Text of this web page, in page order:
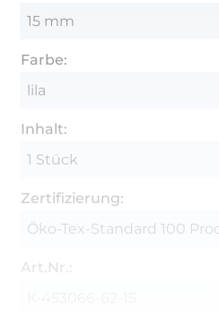
15 mm
Farbe:
lila
Inhalt:
1 Stück
Zertifizierung:
Öko-Tex-Standard 100
Art.Nr.: